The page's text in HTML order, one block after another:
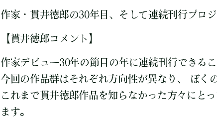
作家・貫井徳郎の30年目、そして連続刊行プロ
【貫井徳郎コメント】
作家デビュー30年の節目の年に連続刊行できる
今回の作品群はそれぞれ方向性が異なり、 ぼく
これまで貫井徳郎作品を知らなかった方々にと
ます。